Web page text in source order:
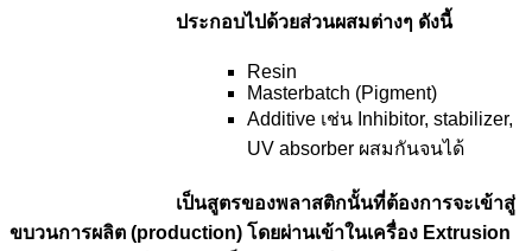
ประกอบไปด้วยส่วนผสมต่างๆ ดังนี้
Resin
Masterbatch (Pigment)
Additive เช่น Inhibitor, stabilizer,
UV absorber ผสมกันจนได้
เป็นสูตรของพลาสติกนั้นที่ต้องการจะเข้าสู่
ขบวนการผลิต (production) โดยผ่านเข้าในเครื่อง Extrusion